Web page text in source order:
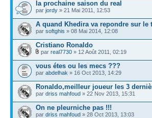
la prochaine saison du real
par jordy » 21 Mai 2011, 12:53
A quand Khedira va repondre sur le
par softghis » 08 Mai 2014, 12:08
Cristiano Ronaldo
par real7730 » 12 Août 2011, 02:19
vous étes ou les mecs ???
par abdelhak » 16 Oct 2013, 14:29
Ronaldo,meilleur joueur les 3
par driss mahfoud » 22 Nov 2013, 15:31
On ne pleurniche pas !!!
par driss mahfoud » 28 Oct 2013, 13:03